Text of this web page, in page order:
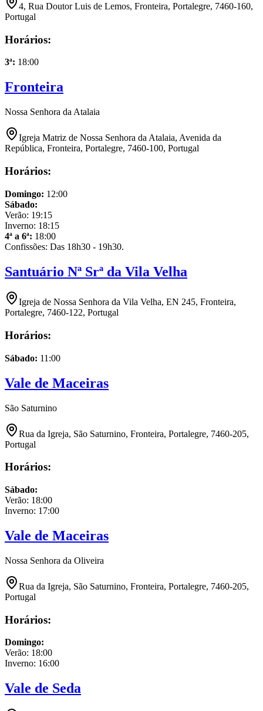
4, Rua Doutor Luis de Lemos, Fronteira, Portalegre, 7460-160,
Portugal
Horários:
3ª: 18:00
Fronteira
Nossa Senhora da Atalaia
Igreja Matriz de Nossa Senhora da Atalaia, Avenida da
República, Fronteira, Portalegre, 7460-100, Portugal
Horários:
Domingo: 12:00
Sábado:
Verão: 19:15
Inverno: 18:15
4ª a 6ª: 18:00
Confissões: Das 18h30 - 19h30.
Santuário Nª Srª da Vila Velha
Igreja de Nossa Senhora da Vila Velha, EN 245, Fronteira,
Portalegre, 7460-122, Portugal
Horários:
Sábado: 11:00
Vale de Maceiras
São Saturnino
Rua da Igreja, São Saturnino, Fronteira, Portalegre, 7460-205,
Portugal
Horários:
Sábado:
Verão: 18:00
Inverno: 17:00
Vale de Maceiras
Nossa Senhora da Oliveira
Rua da Igreja, São Saturnino, Fronteira, Portalegre, 7460-205,
Portugal
Horários:
Domingo:
Verão: 18:00
Inverno: 16:00
Vale de Seda